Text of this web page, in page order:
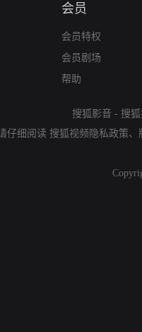
会员
会员特权
会员剧场
帮助
搜狐影音 - 搜
仔细阅读 搜狐视频隐私政策、